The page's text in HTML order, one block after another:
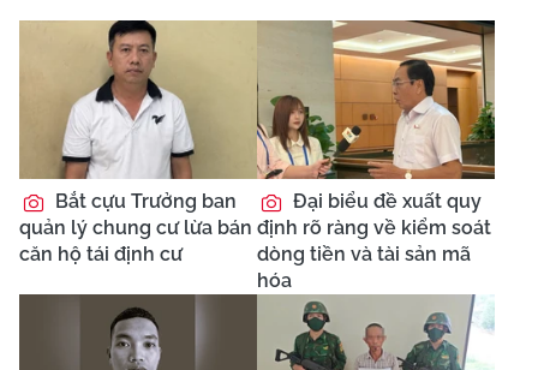
Bắt cựu Trưởng ban
quản lý chung cư lừa bán
căn hộ tái định cư
Đại biểu đề xuất quy
định rõ ràng về kiểm soát
dòng tiền và tài sản mã
hóa